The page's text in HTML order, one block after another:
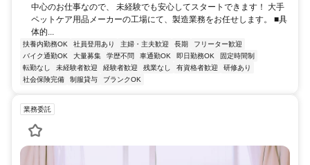
中心のお仕事なので、 未経験でも安心してスタートできます！ 大手
ペットケア用品メーカーの工場にて、製造業務をお任せします。 ■具
体的...
扶養内勤務OK 社員登用あり 主婦・主夫歓迎 長期
フリーター歓迎
バイク通勤OK
大量募集 学歴不問 車通勤OK 即日勤務OK
固定時間制
転勤なし
未経験者歓迎 経験者歓迎 残業なし 有資格者歓迎
研修あり
社会保険完備
制服貸与 ブランクOK
業務委託